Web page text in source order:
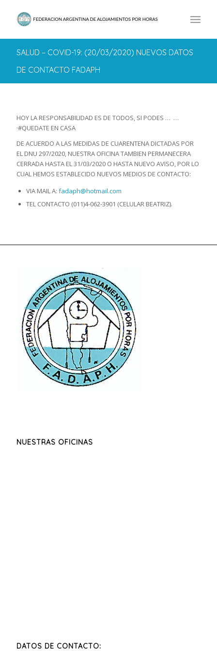
SALUD – COVID-19: (20/03/2020) NUEVOS DATOS
DE CONTACTO FADAPH
HOY LA RESPONSABILIDAD ES DE TODOS, SI PODES … …
·#QUEDATE EN CASA
DE ACUERDO A LAS MEDIDAS DE CUARENTENA DICTADAS POR
EL DNU 297/2020, NUESTRA OFICINA TAMBIEN PERMANECERA
CERRADA HASTA EL 31/03/2020 O HASTA NUEVO AVISO, POR LO
CUAL HEMOS ESTABLECIDO NUEVOS MEDIOS DE CONTACTO:
VIA MAIL A: fadaph@hotmail.com
TEL CONTACTO (011)4-062-3901 (CELULAR BEATRIZ).
NUESTRAS OFICINAS
DATOS DE CONTACTO: